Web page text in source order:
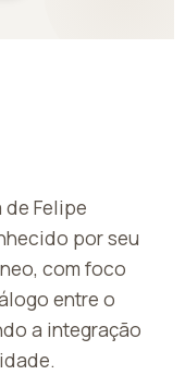
Felipe
por seu
com foco
entre o
a integração